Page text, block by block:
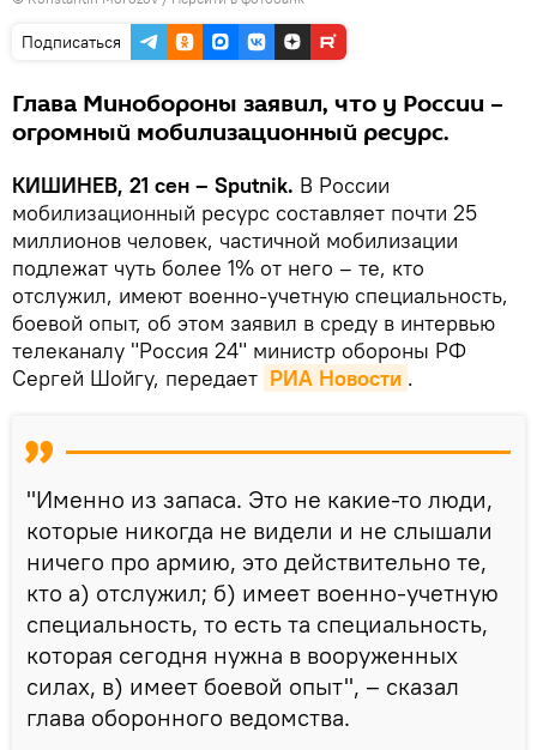
Подписаться
Глава Минобороны заявил, что у России –
огромный мобилизационный ресурс.
КИШИНЕВ, 21 сен – Sputnik. В России
мобилизационный ресурс составляет почти 25
миллионов человек, частичной мобилизации
подлежат чуть более 1% от него – те, кто
отслужил, имеют военно-учетную специальность,
боевой опыт, об этом заявил в среду в интервью
телеканалу "Россия 24" министр обороны РФ
Сергей Шойгу, передает РИА Новости .
"Именно из запаса. Это не какие-то люди,
которые никогда не видели и не слышали
ничего про армию, это действительно те,
кто а) отслужил; б) имеет военно-учетную
специальность, то есть та специальность,
которая сегодня нужна в вооруженных
силах, в) имеет боевой опыт", – сказал
глава оборонного ведомства.